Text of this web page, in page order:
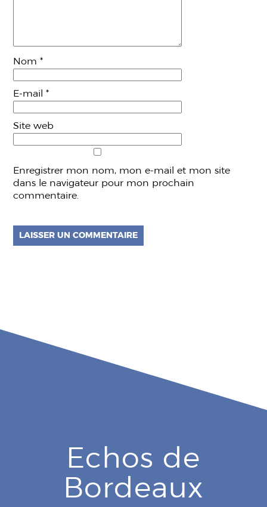
Nom*
E-mail*
Site web
Enregistrer mon nom, mon e-mail et mon site
dans le navigateur pour mon prochain
commentaire.
Echos de
Bordeaux